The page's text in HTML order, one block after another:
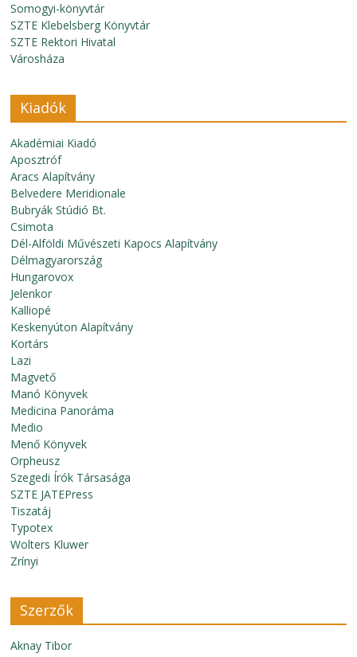
Somogyi-könyvtár
SZTE Klebelsberg Könyvtár
SZTE Rektori Hivatal
Városháza
Kiadók
Akadémiai Kiadó
Aposztróf
Aracs Alapítvány
Belvedere Meridionale
Bubryák Stúdió Bt.
Csimota
Dél-Alföldi Művészeti Kapocs Alapítvány
Délmagyarország
Hungarovox
Jelenkor
Kalliopé
Keskenyúton Alapítvány
Kortárs
Lazi
Magvető
Manó Könyvek
Medicina Panoráma
Medio
Menő Könyvek
Orpheusz
Szegedi Írók Társasága
SZTE JATEPress
Tiszatáj
Typotex
Wolters Kluwer
Zrínyi
Szerzők
Aknay Tibor